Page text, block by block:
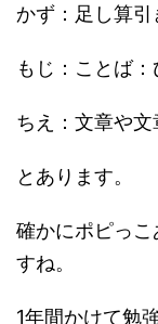
かず：足し算
もじ：ことば
ちえ：文章や
とあります。
確かにポピっ
すね。
1年間かけて勉